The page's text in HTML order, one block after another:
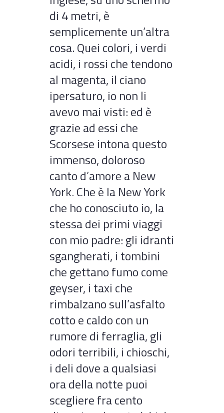
di 4 metri, è
semplicemente un’altra
cosa. Quei colori, i verdi
acidi, i rossi che tendono
al magenta, il ciano
ipersaturo, io non li
avevo mai visti: ed è
grazie ad essi che
Scorsese intona questo
immenso, doloroso
canto d’amore a New
York. Che è la New York
che ho conosciuto io, la
stessa dei primi viaggi
con mio padre: gli idranti
sgangherati, i tombini
che gettano fumo come
geyser, i taxi che
rimbalzano sull’asfalto
cotto e caldo con un
rumore di ferraglia, gli
odori terribili, i chioschi,
i deli dove a qualsiasi
ora della notte puoi
scegliere fra cento